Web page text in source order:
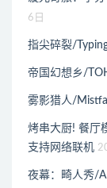
6日
指尖碎裂/
帝国幻想乡/
雾影猎人/
烤串大厨! 餐厅
支持网络联机
夜幕：畸人秀/